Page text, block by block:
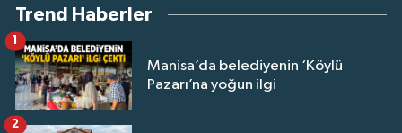
Trend Haberler
Manisa’da belediyenin ‘Köylü
Pazarı’na yoğun ilgi
2